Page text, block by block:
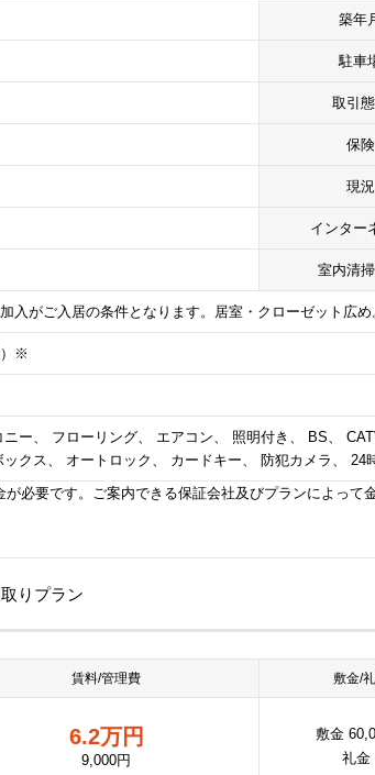
築年
駐車
取引
保険
現況
インター
室内清
入がご入居の条件となります。居室・クローゼット広め
）※
ー、 フローリング、 エアコン、 照明付き、 BS、
クス、 オートロック、 カードキー、 防犯カメラ、 24
必要です。ご案内できる保証会社及びプランによって
りプラン
賃料/管理費 敷金/
6.2万円
9,000円
敷金
礼金